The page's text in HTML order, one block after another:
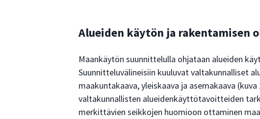
Alueiden käytön ja rakentamisen
Maankäytön suunnittelulla ohjataan alueiden
Suunnitteluvälineisiin kuuluvat valtakunnalliset
maakuntakaava, yleiskaava ja asemakaava
valtakunnallisten alueidenkäyttötavoitteiden
merkittävien seikkojen huomioon ottaminen